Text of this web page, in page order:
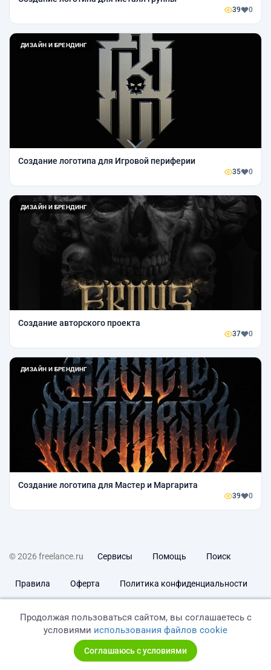
39 0
ДИЗАЙН И БРЕНДИНГ
Создание логотипа для Игровой периферии
35 0
ДИЗАЙН И БРЕНДИНГ
Создание авторского проекта
37 0
ДИЗАЙН И БРЕНДИНГ
Создание логотипа для Мастер и Маргарита
39 0
© 2026 freelance.ru Сервисы Помощь Поиск
Правила Оферта Политика конфиденциальности
Продолжая пользоваться сайтом, вы соглашаетесь с
условиями использования файлов cookie
Соглашаюсь с условиями